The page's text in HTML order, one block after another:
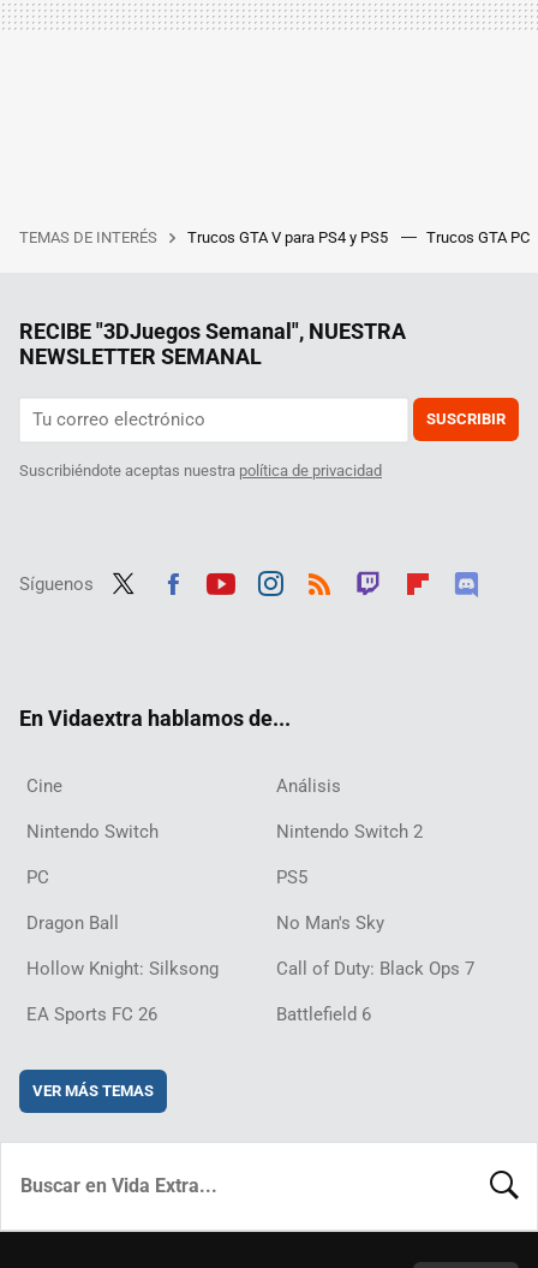
TEMAS DE INTERÉS Trucos GTA V para PS4 y PS5 Trucos GTA PC
RECIBE "3DJuegos Semanal", NUESTRA
NEWSLETTER SEMANAL
SUSCRIBIR
Suscribiéndote aceptas nuestra política de privacidad
Síguenos
En Vidaextra hablamos de...
Cine Análisis
Nintendo Switch Nintendo Switch 2
PC PS5
Dragon Ball No Man's Sky
Hollow Knight: Silksong Call of Duty: Black Ops 7
EA Sports FC 26 Battlefield 6
VER MÁS TEMAS